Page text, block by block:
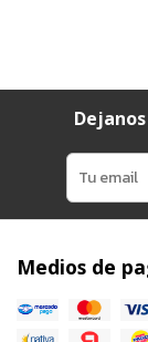
Medios de